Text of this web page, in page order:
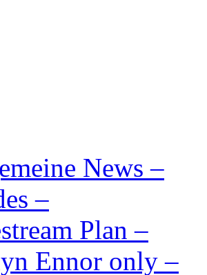
News –
–
Plan –
Ennor only –